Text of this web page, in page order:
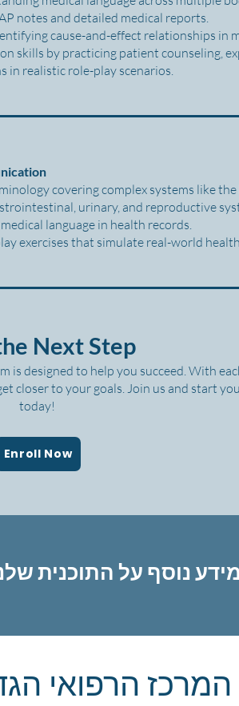
notes and detailed medical reports.
cause-and-effect relationships in
skills by practicing patient counseling,
in realistic role-play scenarios.
covering complex systems like
urinary, and reproductive
language in health records.
exercises that simulate real-world
Next Step
is designed to help you succeed. With
closer to your goals. Join us and start
today!
Enroll Now